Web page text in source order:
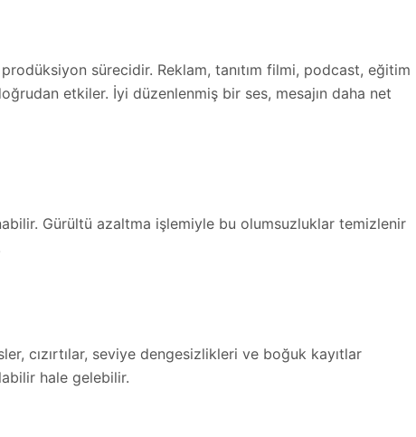
sürecidir. Reklam, tanıtım filmi, podcast, eğitim
etkiler. İyi düzenlenmiş bir ses, mesajın daha net
Gürültü azaltma işlemiyle bu olumsuzluklar temizlenir
cızırtılar, seviye dengesizlikleri ve boğuk kayıtlar
hale gelebilir.